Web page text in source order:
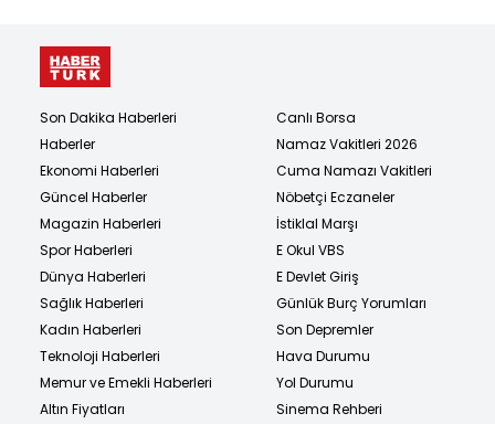
Son Dakika Haberleri
Haberler
Ekonomi Haberleri
Güncel Haberler
Magazin Haberleri
Spor Haberleri
Dünya Haberleri
Sağlık Haberleri
Kadın Haberleri
Teknoloji Haberleri
Memur ve Emekli Haberleri
Altın Fiyatları
Canlı Borsa
Namaz Vakitleri 2026
Cuma Namazı Vakitleri
Nöbetçi Eczaneler
İstiklal Marşı
E Okul VBS
E Devlet Giriş
Günlük Burç Yorumları
Son Depremler
Hava Durumu
Yol Durumu
Sinema Rehberi